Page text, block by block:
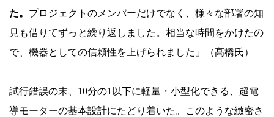
た。 プロジェクトのメンバーだけでなく、様々な部署の知
見も借りてずっと繰り返しました。相当な時間をかけたの
で、機器としての信頼性を上げられました」（髙橋氏）
試行錯誤の末、10分の1以下に軽量・小型化できる、超電
導モーターの基本設計にたどり着いた。このような緻密さ